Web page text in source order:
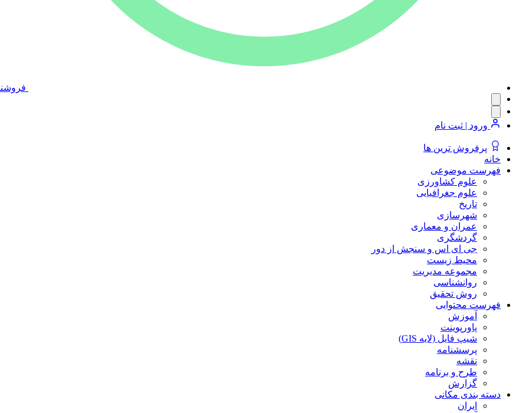
ورود | ثبت نام
پرفروش ترین ها
خانه
فهرست موضوعی
علوم کشاورزی
علوم جغرافیایی
تاریخ
شهرسازی
عمران و معماری
گردشگری
جی ای اس و سنجش از دور
محیط زیست
مجموعه مدیریت
روانشناسی
روش تحقیق
فهرست محتوایی
آموزش
پاورپوینت
شیپ فایل (لایه GIS)
پرسشنامه
نقشه
طرح و برنامه
گزارش
دسته بندی مکانی
ایران